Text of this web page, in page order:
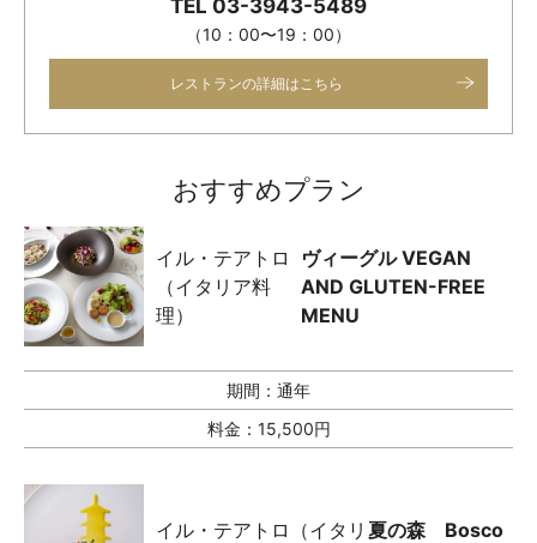
TEL 03-3943-5489
（10：00〜19：00）
レストランの詳細はこちら
おすすめプラン
イル・テアトロ
（イタリア料
理）
ヴィーグル VEGAN
AND GLUTEN-FREE
MENU
期間： 通年
料金： 15,500円
イル・テアトロ（イタリ 夏の森 Bosco